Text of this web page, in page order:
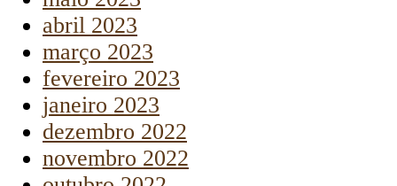
abril 2023
março 2023
fevereiro 2023
janeiro 2023
dezembro 2022
novembro 2022